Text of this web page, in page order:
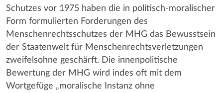
Schutzes vor 1975 haben die in politisch-moralischer
Form formulierten Forderungen des
Menschenrechtsschutzes der MHG das Bewusstsein
der Staatenwelt für Menschenrechtsverletzungen
zweifelsohne geschärft. Die innenpolitische
Bewertung der MHG wird indes oft mit dem
Wortgefüge „moralische Instanz ohne